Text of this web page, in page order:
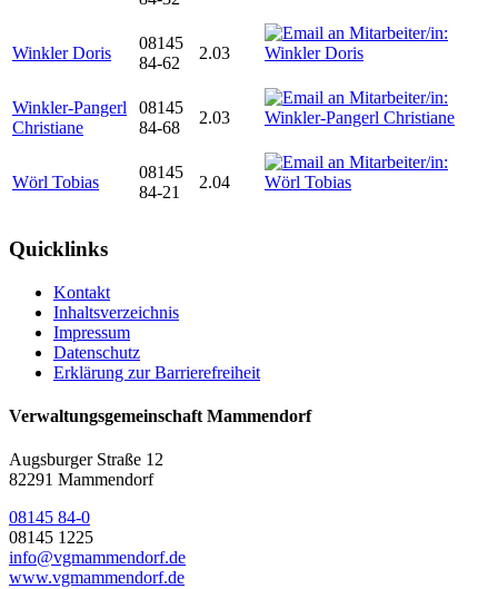
Winkler Doris
08145
84-62
2.03
Winkler-Pangerl
Christiane
08145
84-68
2.03
Wörl Tobias
08145
84-21
2.04
Quicklinks
Kontakt
Inhaltsverzeichnis
Impressum
Datenschutz
Erklärung zur Barrierefreiheit
Verwaltungsgemeinschaft Mammendorf
Augsburger Straße 12
82291 Mammendorf
08145 84-0
08145 1225
info@vgmammendorf.de
www.vgmammendorf.de